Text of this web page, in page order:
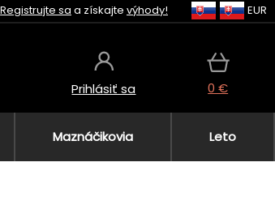
Registrujte sa a získajte výhody! EUR
Prihlásiť sa 0 €
Maznáčikovia Leto